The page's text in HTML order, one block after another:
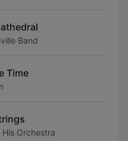
Band
Time
Orchestra